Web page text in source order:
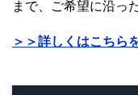
まで、ご希望に沿っ
＞＞詳しくはこちら